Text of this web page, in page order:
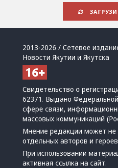
2013-2026 / Сетевое
Новости Якутии и Якутска
Свидетельство о
62371. Выдано
сфере связи,
массовых коммуникаций
Мнение редакции может не
отдельных авторов и
При использовании
активная ссылка на сайт.